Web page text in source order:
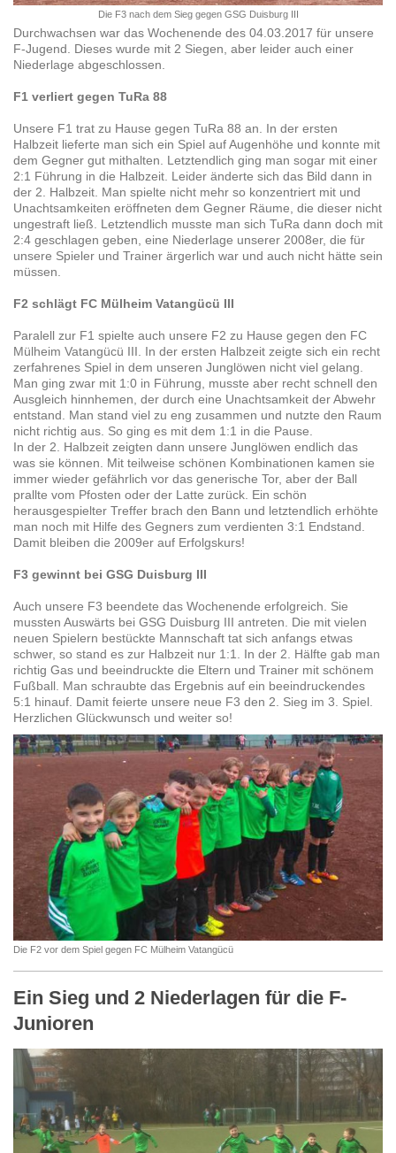
Die F3 nach dem Sieg gegen GSG Duisburg III
Durchwachsen war das Wochenende des 04.03.2017 für unsere
F-Jugend. Dieses wurde mit 2 Siegen, aber leider auch einer
Niederlage abgeschlossen.
F1 verliert gegen TuRa 88
Unsere F1 trat zu Hause gegen TuRa 88 an. In der ersten
Halbzeit lieferte man sich ein Spiel auf Augenhöhe und konnte mit
dem Gegner gut mithalten. Letztendlich ging man sogar mit einer
2:1 Führung in die Halbzeit. Leider änderte sich das Bild dann in
der 2. Halbzeit. Man spielte nicht mehr so konzentriert mit und
Unachtsamkeiten eröffneten dem Gegner Räume, die dieser nicht
ungestraft ließ. Letztendlich musste man sich TuRa dann doch mit
2:4 geschlagen geben, eine Niederlage unserer 2008er, die für
unsere Spieler und Trainer ärgerlich war und auch nicht hätte sein
müssen.
F2 schlägt FC Mülheim Vatangücü III
Paralell zur F1 spielte auch unsere F2 zu Hause gegen den FC
Mülheim Vatangücü III. In der ersten Halbzeit zeigte sich ein recht
zerfahrenes Spiel in dem unseren Junglöwen nicht viel gelang.
Man ging zwar mit 1:0 in Führung, musste aber recht schnell den
Ausgleich hinnhemen, der durch eine Unachtsamkeit der Abwehr
entstand. Man stand viel zu eng zusammen und nutzte den Raum
nicht richtig aus. So ging es mit dem 1:1 in die Pause.
In der 2. Halbzeit zeigten dann unsere Junglöwen endlich das
was sie können. Mit teilweise schönen Kombinationen kamen sie
immer wieder gefährlich vor das generische Tor, aber der Ball
prallte vom Pfosten oder der Latte zurück. Ein schön
herausgespielter Treffer brach den Bann und letztendlich erhöhte
man noch mit Hilfe des Gegners zum verdienten 3:1 Endstand.
Damit bleiben die 2009er auf Erfolgskurs!
F3 gewinnt bei GSG Duisburg III
Auch unsere F3 beendete das Wochenende erfolgreich. Sie
mussten Auswärts bei GSG Duisburg III antreten. Die mit vielen
neuen Spielern bestückte Mannschaft tat sich anfangs etwas
schwer, so stand es zur Halbzeit nur 1:1. In der 2. Hälfte gab man
richtig Gas und beeindruckte die Eltern und Trainer mit schönem
Fußball. Man schraubte das Ergebnis auf ein beeindruckendes
5:1 hinauf. Damit feierte unsere neue F3 den 2. Sieg im 3. Spiel.
Herzlichen Glückwunsch und weiter so!
Die F2 vor dem Spiel gegen FC Mülheim Vatangücü
Ein Sieg und 2 Niederlagen für die F-
Junioren